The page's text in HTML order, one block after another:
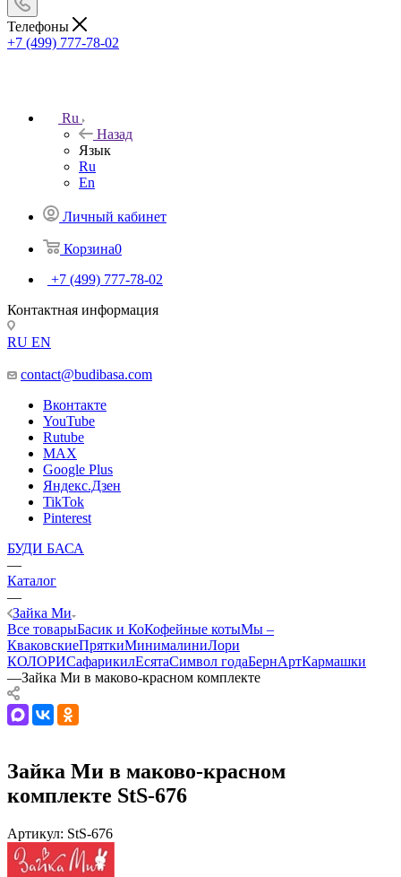
Телефоны
+7 (499) 777-78-02
Ru
Назад
Язык
Ru
En
Личный кабинет
Корзина0
+7 (499) 777-78-02
Контактная информация
RU EN
contact@budibasa.com
Вконтакте
YouTube
Rutube
MAX
Google Plus
Яндекс.Дзен
TikTok
Pinterest
БУДИ БАСА
—
Каталог
—
Зайка Ми
Все товарыБасик и КоКофейные котыМы –
КваковскиеПряткиМинималиниЛори
КОЛОРИСафарикилЕсятаСимвол годаБернАртКармашки
—Зайка Ми в маково-красном комплекте
Зайка Ми в маково-красном
комплекте StS-676
Артикул: StS-676